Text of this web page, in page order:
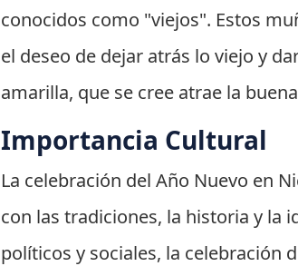
conocidos como "viejos". Estos
el deseo de dejar atrás lo viejo y
amarilla, que se cree atrae la
Importancia Cultural
La celebración del Año Nuevo en
con las tradiciones, la historia y la
políticos y sociales, la celebración